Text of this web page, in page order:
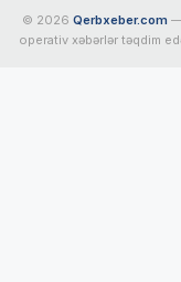
© 2026 Qerbxeber.com —
operativ xəbərlər təqdim